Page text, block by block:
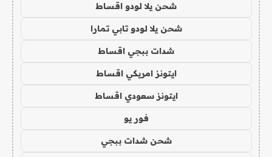
شحن يلا لودو اقساط
شحن يلا لودو تابي تمارا
شدات ببجي اقساط
ايتونز امريكي اقساط
ايتونز سعودي اقساط
فور يو
شحن شدات ببجي